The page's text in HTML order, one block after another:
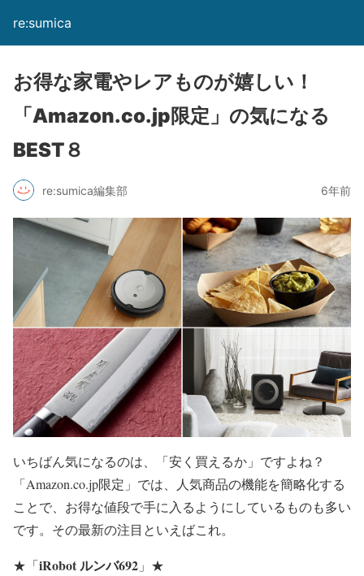
re:sumica
お得な家電やレアものが嬉しい！
「Amazon.co.jp限定」の気になる
BEST８
re:sumica編集部 6年前
いちばん気になるのは、「安く買えるか」ですよね？
「Amazon.co.jp限定」では、人気商品の機能を簡略化する
ことで、お得な値段で手に入るようにしているものも多い
です。その最新の注目といえばこれ。
★ 「iRobotルンバ692 」 ★